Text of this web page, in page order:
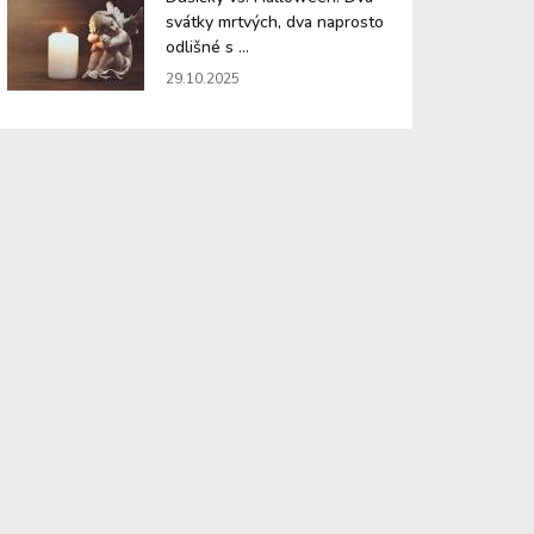
svátky mrtvých, dva naprosto
odlišné s ...
29.10.2025